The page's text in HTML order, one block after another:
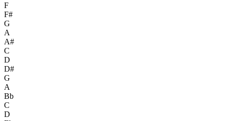
F
F#
G
A
A#
C
D
D#
G
A
Bb
C
D